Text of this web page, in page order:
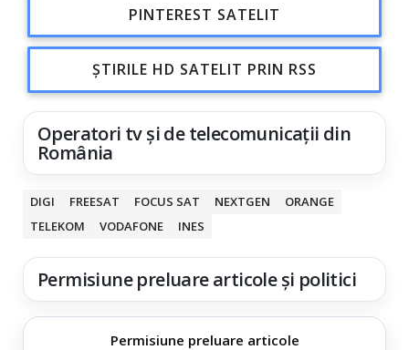
PINTEREST SATELIT
ȘTIRILE HD SATELIT PRIN RSS
Operatori tv și de telecomunicații din
România
DIGI FREESAT FOCUS SAT NEXTGEN
ORANGE
TELEKOM
VODAFONE INES
Permisiune preluare articole și politici
Permisiune preluare articole